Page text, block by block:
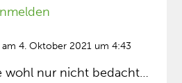
am 4. Oktober 2021 um 4:43
wohl nur nicht bedacht…